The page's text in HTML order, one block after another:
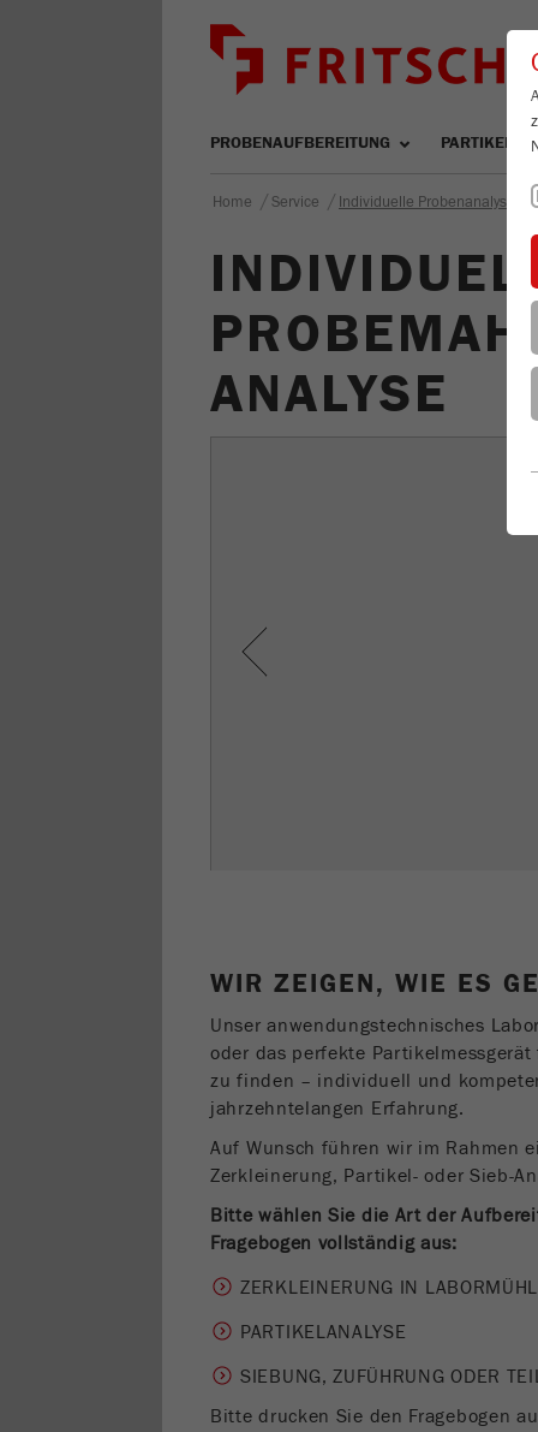
PROBENAUFBEREITUNG
Home / Service / Individuelle Probenanalyse
ANALYSE
WIR ZEIGEN, WIE ES
Unser anwendungstechnisches
oder das perfekte
zu finden – individuell und
jahrzehntelangen Erfahrung.
Auf Wunsch führen wir im Rahmen
Zerkleinerung, Partikel- oder Sieb-
Bitte wählen Sie die Art der
Fragebogen vollständig aus:
ZERKLEINERUNG IN
PARTIKELANALYSE
SIEBUNG, ZUFÜHRUNG ODER
Bitte drucken Sie den Fragebogen